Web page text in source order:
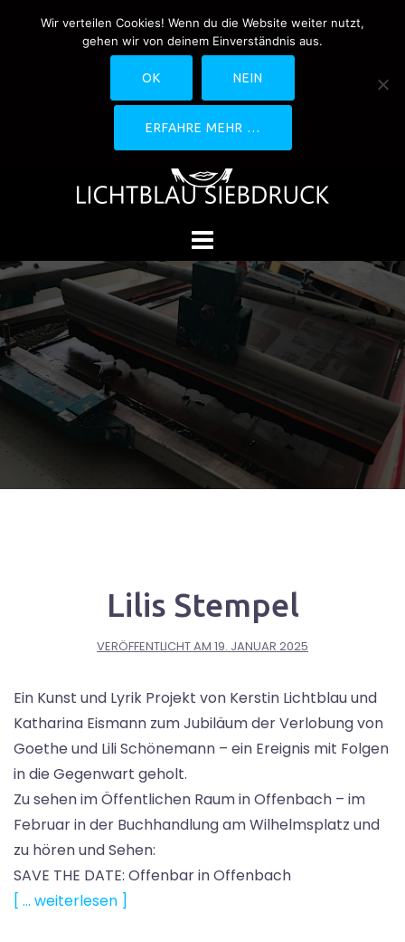
0170-4800361
drucken@lichtblau-
siebdruck.de
Schwedlerstraße 1 - 5 60314
Lilis Stempel
VERÖFFENTLICHT AM 19. JANUAR 2025
Ein Kunst und Lyrik Projekt von Kerstin Lichtblau und
Katharina Eismann zum Jubiläum der Verlobung von
Goethe und Lili Schönemann – ein Ereignis mit Folgen
in die Gegenwart geholt.
Zu sehen im Öffentlichen Raum in Offenbach – im
Februar in der Buchhandlung am Wilhelmsplatz und
zu hören und Sehen:
SAVE THE DATE: Offenbar in Offenbach
[ … weiterlesen ]
Wir verteilen Cookies! Wenn du die Website weiter nutzt,
gehen wir von deinem Einverständnis aus.
OK NEIN
ERFAHRE MEHR …